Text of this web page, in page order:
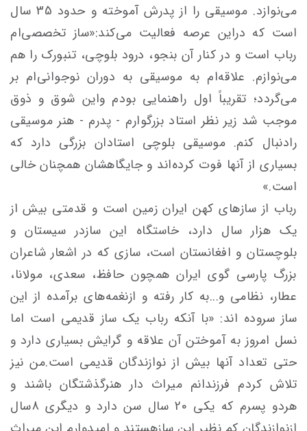
می‌نوازد. موسیقی را از پدرش آموخته و حدود 35 سال
است که دراین عرصه فعالیت می‌کند:«ساز تخصصی‌ام
رباب است و در کنار آن بنجو، درود بلوچی، تنبورک را هم
می‌نوازم. علاقه‌ام به موسیقی به دوران نوجوانی‌ام بر
می‌گردد؛ تقریباً اول راهنمایی بودم واین شوق و ذوق
موجب شد زیر نظر استاد بزرگوارم - پدرم - هنر موسیقی
رادنبال کنم. موسیقی بلوچی استادان بزرگی دارد که
بسیاری از آنها فوت کرده‌اند و جایگاهشان همچنان خالی
است.»
رباب از سازهای کهن ایران زمین است و قدمتی بیش از
یک هزار سال دارد، خاستگاه این سازدر سیستان‌ و‌
بلوچستان و افغانستان است، سازی که در اشعار شاعران
بزرگ پارسی گوی ایران همچون حافظ، سعدی، مولانا،
عطار، نظامی و...به کار رفته و ازنغمه‌های برآمده از این
ساز سروده اند: «با آنکه رباب یک ساز قدیمی است اما
نسل امروز به آموختن آن علاقه و گرایش بسیاری دارد و
حتی تعداد آنها بیش از نوازندگان قدیمی است.من نیز
تلاش کردم فرزندانم میراث دار هنرگذشتگان باشند و
هردو پسرم که یکی 20 سال سن دارد و دیگری 8سال